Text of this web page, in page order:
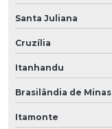
Santa Juliana
Cruzília
Itanhandu
Brasilândia de Minas
Itamonte